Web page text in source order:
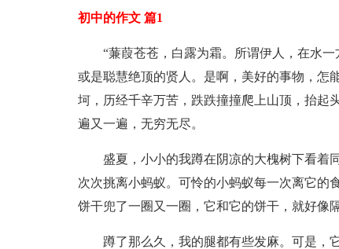
初中的作文 篇1
“蒹葭苍苍，白露为霜。所谓伊人，在水
或是聪慧绝顶的贤人。是啊，美好的事物，怎
坷，历经千辛万苦，跌跌撞撞爬上山顶，抬起
遍又一遍，无穷无尽。
盛夏，小小的我蹲在阴凉的大槐树下看着
次次挑离小蚂蚁。可怜的小蚂蚁每一次离它的
饼干兜了一圈又一圈，它和它的饼干，就好像
蹲了那么久，我的腿都有些发麻。可是，